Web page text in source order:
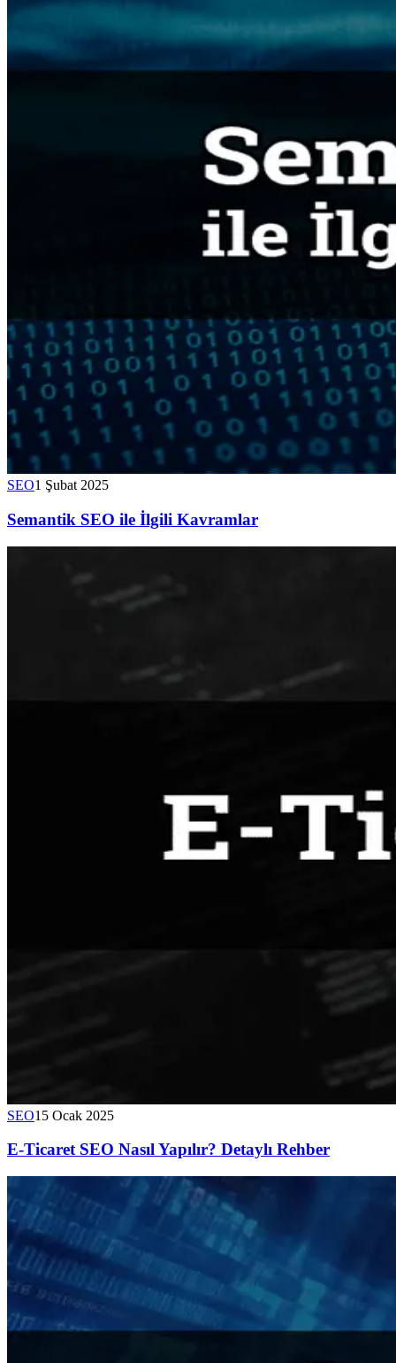
SEO1 Şubat 2025
Semantik SEO ile İlgili Kavramlar
SEO15 Ocak 2025
E-Ticaret SEO Nasıl Yapılır? Detaylı Rehber